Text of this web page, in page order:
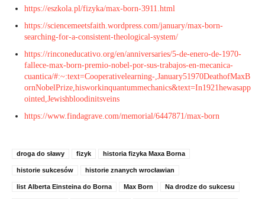
https://eszkola.pl/fizyka/max-born-3911.html
https://sciencemeetsfaith.wordpress.com/january/max-born-
searching-for-a-consistent-theological-system/
https://rinconeducativo.org/en/anniversaries/5-de-enero-de-1970-
fallece-max-born-premio-nobel-por-sus-trabajos-en-mecanica-
cuantica/#:~:text=Cooperativelearning-,January51970DeathofMaxB
ornNobelPrize,hisworkinquantummechanics&text=In1921hewasapp
ointed,Jewishbloodinitsveins
https://www.findagrave.com/memorial/6447871/max-born
droga do sławy fizyk historia fizyka Maxa Borna
historie sukcesów historie znanych wrocławian
list Alberta Einsteina do Borna Max Born Na drodze do sukcesu